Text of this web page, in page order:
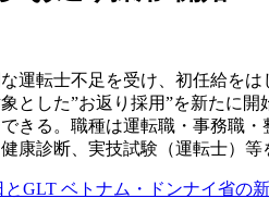
運転士不足を受け、初任給をは
した”お返り採用”を新たに開
る。職種は運転職・事務職・
診断、実技試験（運転士）等
とGLT ベトナム・ドンナイ省の